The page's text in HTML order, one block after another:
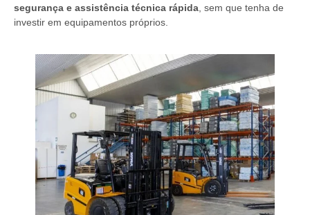
segurança e assistência técnica rápida, sem que tenha de
investir em equipamentos próprios.